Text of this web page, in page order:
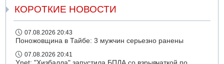
КОРОТКИЕ НОВОСТИ
07.08.2026 20:43
Поножовщина в Тайбе: 3 мужчин серьезно ранены
07.08.2026 20:41